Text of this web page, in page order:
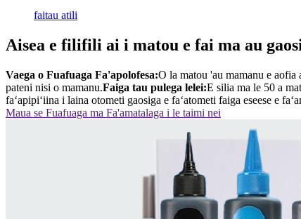
faitau atili
Aisea e filifili ai i matou e fai ma au
Vaega o Fuafuaga Fa'apolofesa:O la matou 'au mamanu e
pateni nisi o mamanu.Faiga tau pulega lelei:E silia ma le 50 a
faʻapipiʻiina i laina otometi gaosiga e faʻatometi faiga eseese e
Maua se Fuafuaga ma Fa'amatalaga i le taimi nei